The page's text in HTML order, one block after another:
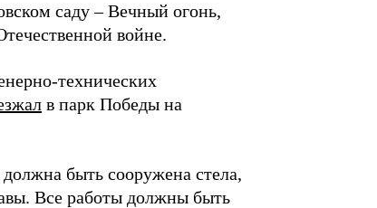
саду – Вечный огонь,
войне.
технических
в парк Победы на
быть сооружена стела,
Все работы должны быть